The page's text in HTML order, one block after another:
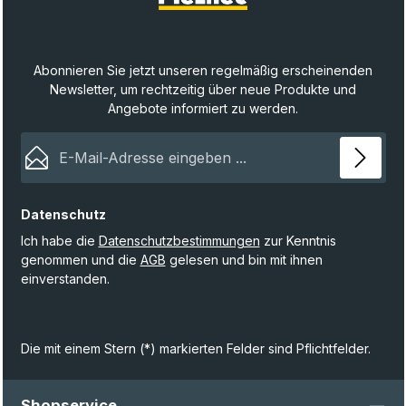
SekundenHinweis:Es wird nur der Solarkopf / das Solarmodul
Abonnieren Sie jetzt unseren regelmäßig erscheinenden
Newsletter, um rechtzeitig über neue Produkte und
Angebote informiert zu werden.
Datenschutz
Ich habe die Datenschutzbestimmungen zur Kenntnis
genommen und die AGB gelesen und bin mit ihnen
einverstanden.
Die mit einem Stern (*) markierten Felder sind Pflichtfelder.